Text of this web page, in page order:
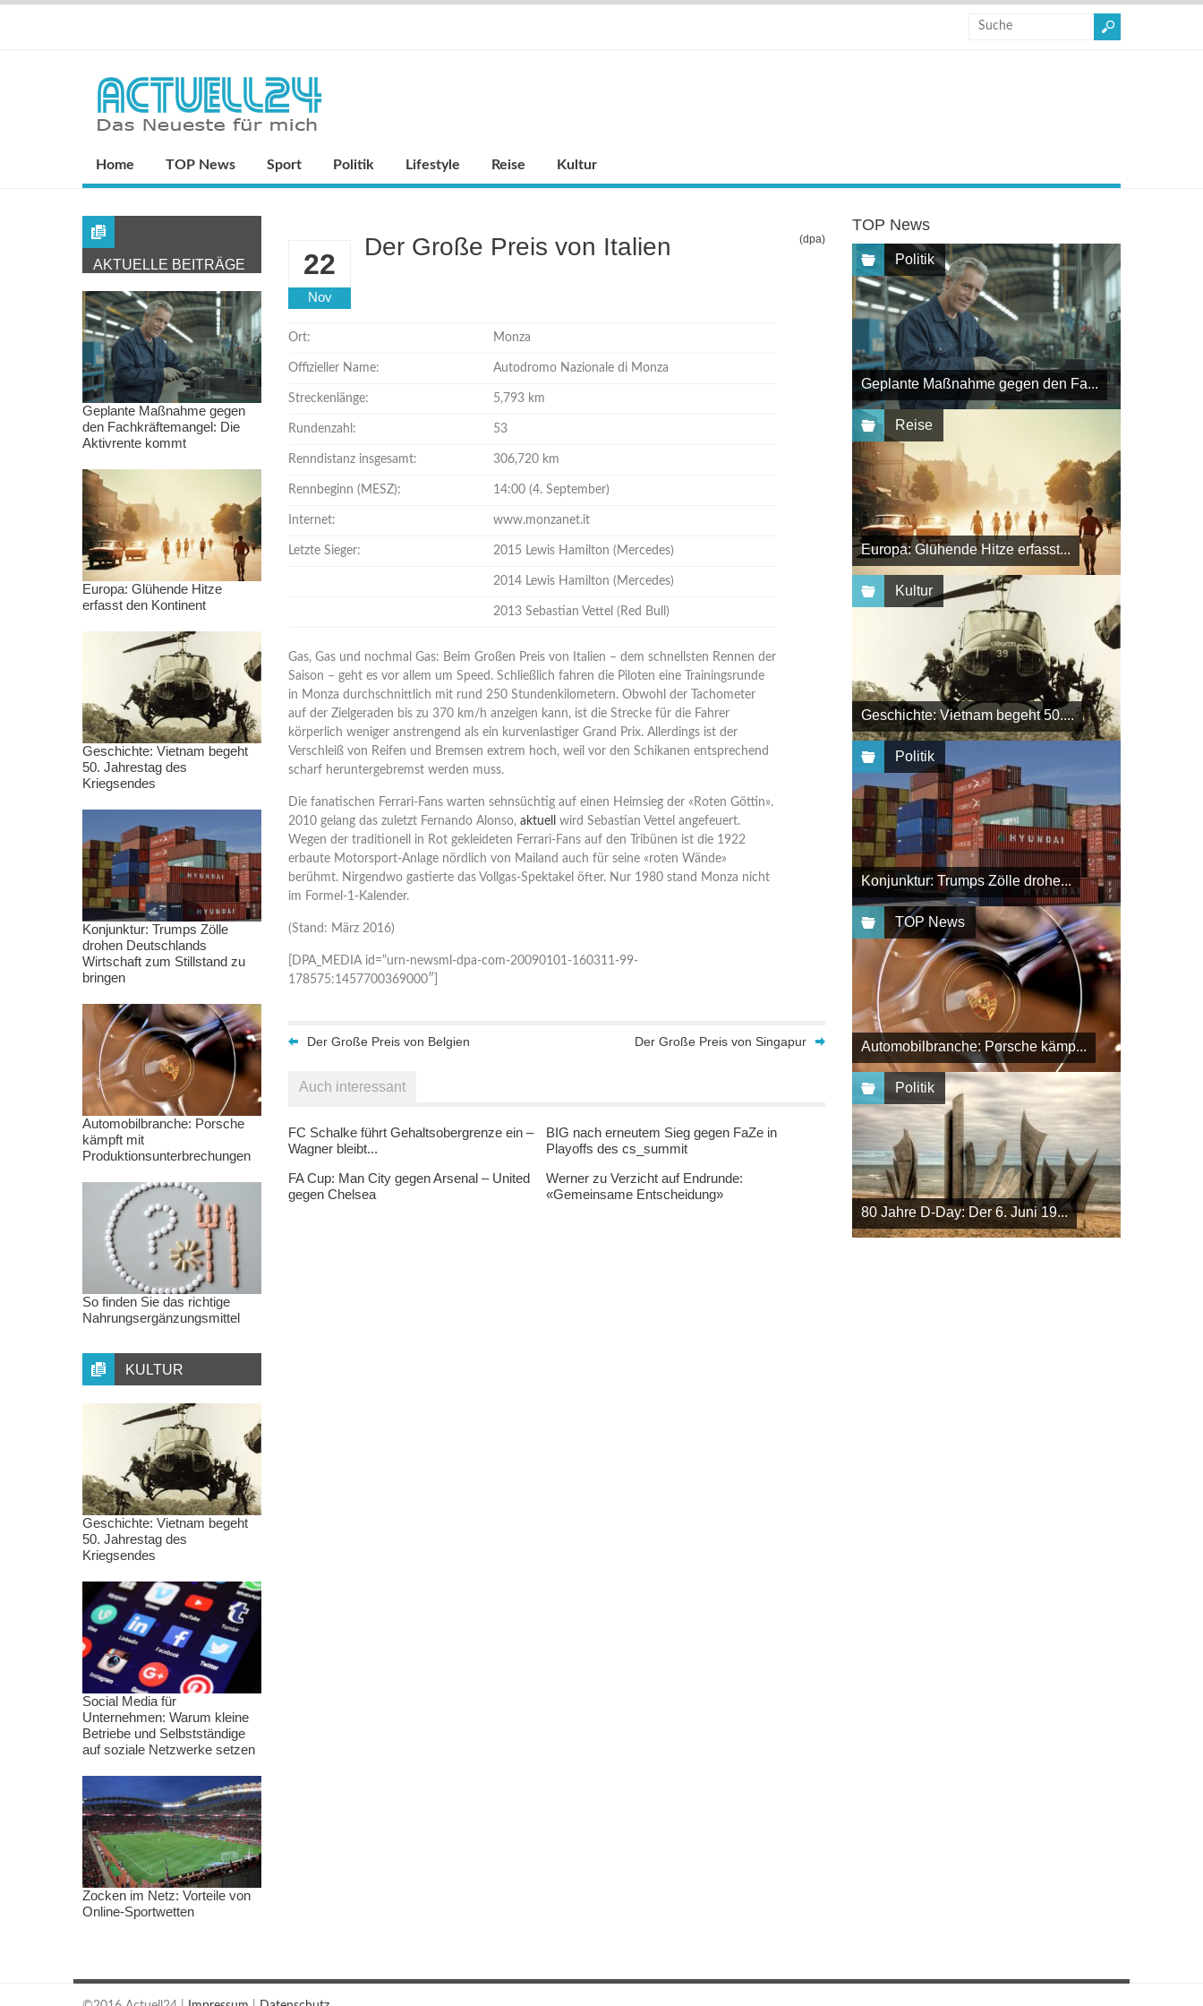
Home TOP News Sport Politik Lifestyle Reise Kultur
22
Nov
Der Große Preis von Italien (dpa)
Ort: Monza
Offizieller Name: Autodromo Nazionale di Monza
Streckenlänge: 5,793 km
Rundenzahl: 53
Renndistanz insgesamt: 306,720 km
Rennbeginn (MESZ): 14:00 (4. September)
Internet: www.monzanet.it
Letzte Sieger: 2015 Lewis Hamilton (Mercedes)
2014 Lewis Hamilton (Mercedes)
2013 Sebastian Vettel (Red Bull)
Gas, Gas und nochmal Gas: Beim Großen Preis von Italien – dem schnellsten Rennen der
Saison – geht es vor allem um Speed. Schließlich fahren die Piloten eine Trainingsrunde
in Monza durchschnittlich mit rund 250 Stundenkilometern. Obwohl der Tachometer
auf der Zielgeraden bis zu 370 km/h anzeigen kann, ist die Strecke für die Fahrer
körperlich weniger anstrengend als ein kurvenlastiger Grand Prix. Allerdings ist der
Verschleiß von Reifen und Bremsen extrem hoch, weil vor den Schikanen entsprechend
scharf heruntergebremst werden muss.
Die fanatischen Ferrari-Fans warten sehnsüchtig auf einen Heimsieg der «Roten Göttin».
2010 gelang das zuletzt Fernando Alonso, aktuell
wird Sebastian Vettel angefeuert.
Wegen der traditionell in Rot gekleideten Ferrari-Fans auf den Tribünen ist die 1922
erbaute Motorsport-Anlage nördlich von Mailand auch für seine «roten Wände»
berühmt. Nirgendwo gastierte das Vollgas-Spektakel öfter. Nur 1980 stand Monza nicht
im Formel-1-Kalender.
(Stand: März 2016)
[DPA_MEDIA id=“urn-newsml-dpa-com-20090101-160311-99-
178575:1457700369000″]
Der Große Preis von Belgien Der Große Preis von Singapur
Auch interessant
FC Schalke führt Gehaltsobergrenze ein –
Wagner bleibt...
BIG nach erneutem Sieg gegen FaZe in
Playoffs des cs_summit
FA Cup: Man City gegen Arsenal – United
gegen Chelsea
Werner zu Verzicht auf Endrunde:
«Gemeinsame Entscheidung»
TOP News
Politik
Geplante Maßnahme gegen den Fa...
Reise
Europa: Glühende Hitze erfasst...
Kultur
Geschichte: Vietnam begeht 50....
Politik
Konjunktur: Trumps Zölle drohe...
TOP News
Automobilbranche: Porsche kämp...
Politik
80 Jahre D-Day: Der 6. Juni 19...
AKTUELLE BEITRÄGE
Geplante Maßnahme gegen
den Fachkräftemangel: Die
Aktivrente kommt
Europa: Glühende Hitze
erfasst den Kontinent
Geschichte: Vietnam begeht
50. Jahrestag des
Kriegsendes
Konjunktur: Trumps Zölle
drohen Deutschlands
Wirtschaft zum Stillstand zu
bringen
Automobilbranche: Porsche
kämpft mit
Produktionsunterbrechungen
So finden Sie das richtige
Nahrungsergänzungsmittel
KULTUR
Geschichte: Vietnam begeht
50. Jahrestag des
Kriegsendes
Social Media für
Unternehmen: Warum kleine
Betriebe und Selbstständige
auf soziale Netzwerke setzen
Zocken im Netz: Vorteile von
Online-Sportwetten